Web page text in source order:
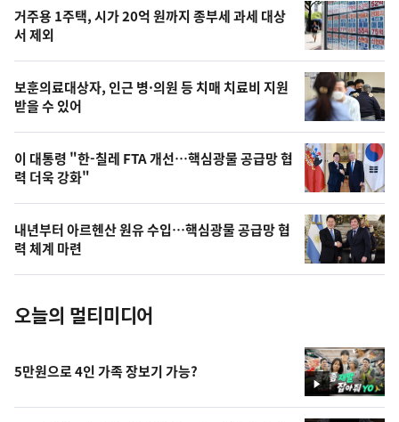
늘
의
영
상
오
늘
사
진
거주용 1주택, 시가 20억 원까지 종부세 과세 대상
서 제외
보훈의료대상자, 인근 병·의원 등 치매 치료비 지원
받을 수 있어
이 대통령 "한-칠레 FTA 개선…핵심광물 공급망 협
력 더욱 강화"
내년부터 아르헨산 원유 수입…핵심광물 공급망 협
력 체계 마련
오늘의 멀티미디어
영
상
5만원으로 4인 가족 장보기 가능?